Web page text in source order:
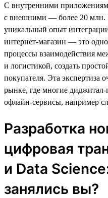
С внутренними
с внешними — более 20 млн.
уникальный опыт
интернет-магазин — это
процессы взаимодействия
и логистикой, создать
покупателя. Эта экспертиза
рынке, где многие диджитал-
офлайн-сервисы, например
Разработка
цифровая
и Data
занялись вы?